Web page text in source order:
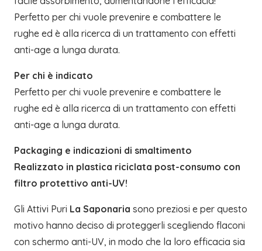
Perfetto per chi vuole prevenire e combattere le
rughe ed è alla ricerca di un trattamento con effetti
anti-age a lunga durata.
Per chi è indicato
Perfetto per chi vuole prevenire e combattere le
rughe ed è alla ricerca di un trattamento con effetti
anti-age a lunga durata.
Packaging e indicazioni di smaltimento
Realizzato in plastica riciclata post-consumo con
filtro protettivo anti-UV!
Gli Attivi Puri La Saponaria sono preziosi e per questo
motivo hanno deciso di proteggerli scegliendo flaconi
con schermo anti-UV, in modo che la loro efficacia sia